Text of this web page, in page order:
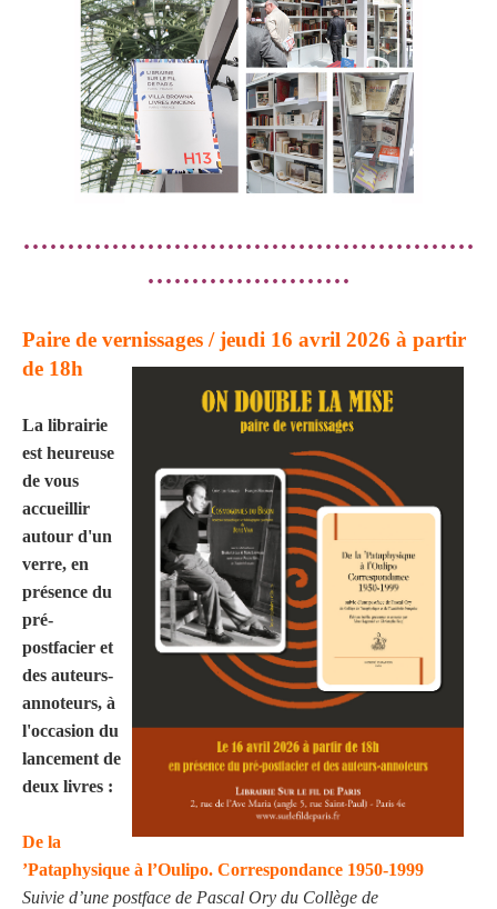
...................................................
.......................
Paire de vernissages / jeudi 16 avril 2026 à partir
de 18h
La librairie
est heureuse
de vous
accueillir
autour d'un
verre, en
présence du
pré-
postfacier et
des auteurs-
annoteurs, à
l'occasion du
lancement de
deux livres :
De la
’Pataphysique à l’Oulipo. Correspondance 1950-1999
Suivie d’une postface de Pascal Ory du Collège de